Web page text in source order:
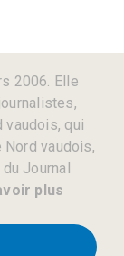
2006. Elle
vaudois, qui
vaudois,
Journal
plus